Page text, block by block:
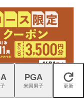
でのプレーに2回使え
ス限定3,500円クー
閉じる
PGA
米国男子 更新